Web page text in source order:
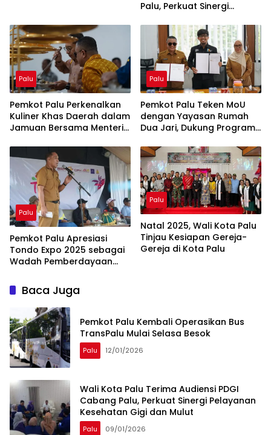
Palu, Perkuat Sinergi
dan Mulut
Palu
Pemkot Palu Perkenalkan
Kuliner Khas Daerah dalam
Jamuan Bersama Menteri
Palu
Pemkot Palu Teken MoU
dengan Yayasan Rumah
Dua Jari, Dukung Program
Palu
Pemkot Palu Apresiasi
Tondo Expo 2025 sebagai
Wadah Pemberdayaan
Palu
Natal 2025, Wali Kota Palu
Tinjau Kesiapan Gereja-
Gereja di Kota Palu
Baca Juga
Pemkot Palu Kembali Operasikan Bus
TransPalu Mulai Selasa Besok
Palu 12/01/2026
Wali Kota Palu Terima Audiensi PDGI
Cabang Palu, Perkuat Sinergi Pelayanan
Kesehatan Gigi dan Mulut
Palu 09/01/2026